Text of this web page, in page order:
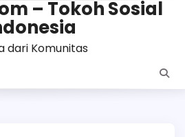
– Tokoh Sosial
dari Komunitas